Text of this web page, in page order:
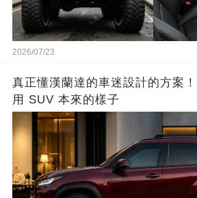
2026/07/23
真正懂漢蘭達的車迷設計的方案
用 SUV 本來的樣子